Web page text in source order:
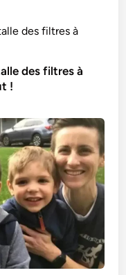
des filtres à
!